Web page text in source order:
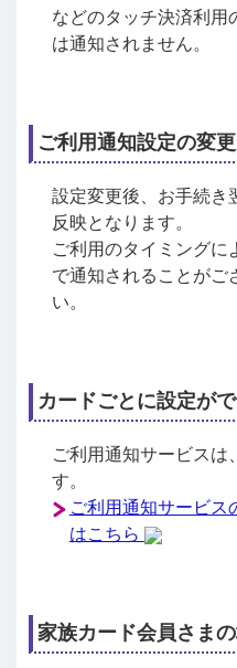
などのタッチ決済利用
は通知されません。
ご利用通知設定の変
設定変更後、お手続
反映となります。
ご利用のタイミングに
で通知されることがご
い。
カードごとに設定が
ご利用通知サービスは
す。
ご利用通知サービス
はこちら
家族カード会員さま